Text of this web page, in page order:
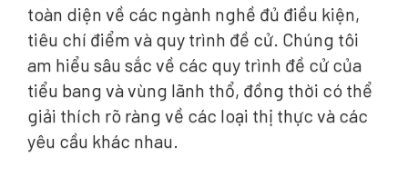
toàn diện về các ngành nghề đủ điều kiện,
tiêu chí điểm và quy trình đề cử. Chúng tôi
am hiểu sâu sắc về các quy trình đề cử của
tiểu bang và vùng lãnh thổ, đồng thời có thể
giải thích rõ ràng về các loại thị thực và các
yêu cầu khác nhau.